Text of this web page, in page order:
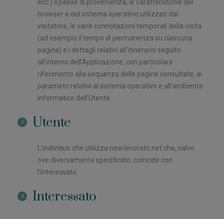
ecc.) il paese di provenienza, le caratteristiche del
browser e del sistema operativo utilizzati dal
visitatore, le varie connotazioni temporali della visita
(ad esempio il tempo di permanenza su ciascuna
pagina) e i dettagli relativi all’itinerario seguito
all’interno dell’Applicazione, con particolare
riferimento alla sequenza delle pagine consultate, ai
parametri relativi al sistema operativo e all’ambiente
informatico dell’Utente.
Utente
L’individuo che utilizza new.levorato.net che, salvo
ove diversamente specificato, coincide con
l’Interessato.
Interessato